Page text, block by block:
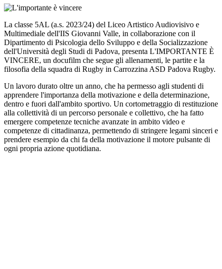
La classe 5AL (a.s. 2023/24) del Liceo Artistico Audiovisivo e
Multimediale dell'IIS Giovanni Valle, in collaborazione con il
Dipartimento di Psicologia dello Sviluppo e della Socializzazione
dell'Università degli Studi di Padova, presenta L'IMPORTANTE È
VINCERE, un docufilm che segue gli allenamenti, le partite e la
filosofia della squadra di Rugby in Carrozzina ASD Padova Rugby.
Un lavoro durato oltre un anno, che ha permesso agli studenti di
apprendere l'importanza della motivazione e della determinazione,
dentro e fuori dall'ambito sportivo. Un cortometraggio di restituzione
alla collettività di un percorso personale e collettivo, che ha fatto
emergere competenze tecniche avanzate in ambito video e
competenze di cittadinanza, permettendo di stringere legami sinceri e
prendere esempio da chi fa della motivazione il motore pulsante di
ogni propria azione quotidiana.